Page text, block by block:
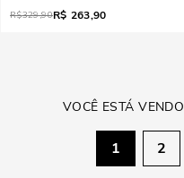
R$329,90R$ 263,90
VOCÊ ESTÁ VENDO
1 2